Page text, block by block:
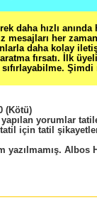
daha hızlı
her zaman
daha kolay
fırsatı. İlk
Şimdi
(Kötü)
yorumlar
için tatil
Albos